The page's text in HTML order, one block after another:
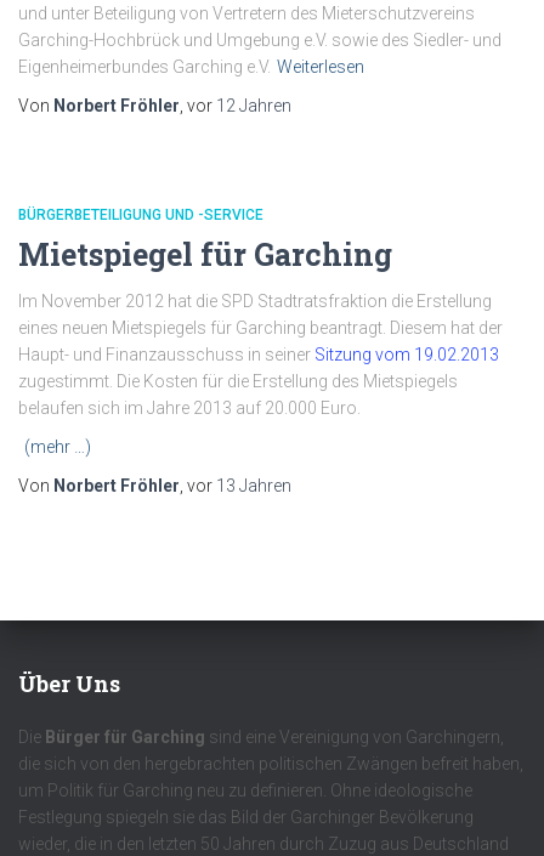
und unter Beteiligung von Vertretern des Mieterschutzvereins
Garching-Hochbrück und Umgebung e.V. sowie des Siedler- und
Eigenheimerbundes Garching e.V. Weiterlesen
Von Norbert Fröhler , vor 12 Jahren
BÜRGERBETEILIGUNG UND -SERVICE
Mietspiegel für Garching
Im November 2012 hat die SPD Stadtratsfraktion die Erstellung
eines neuen Mietspiegels für Garching beantragt. Diesem hat der
Haupt- und Finanzausschuss in seiner Sitzung vom 19.02.2013
zugestimmt. Die Kosten für die Erstellung des Mietspiegels
belaufen sich im Jahre 2013 auf 20.000 Euro.
(mehr …)
Von Norbert Fröhler , vor 13 Jahren
Über Uns
Die Bürger für Garching sind eine Vereinigung von Garchingern,
die sich von den hergebrachten politischen Zwängen befreit haben,
um Politik für Garching neu zu definieren. Ohne ideologische
Festlegung spiegeln sie das Bild der Garchinger Bevölkerung
wieder, die in den letzten 50 Jahren durch Zuzug aus Deutschland